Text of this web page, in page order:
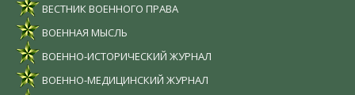
ВЕСТНИК ВОЕННОГО ПРАВА
ВОЕННАЯ МЫСЛЬ
ВОЕННО-ИСТОРИЧЕСКИЙ ЖУРНАЛ
ВОЕННО-МЕДИЦИНСКИЙ ЖУРНАЛ